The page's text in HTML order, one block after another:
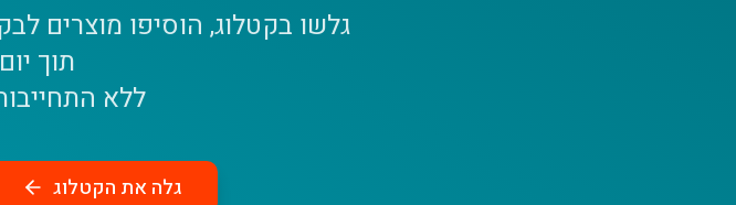
גלשו בקטלוג, הוסיפו מוצרים
תוך
ללא
גלה את הקטלוג